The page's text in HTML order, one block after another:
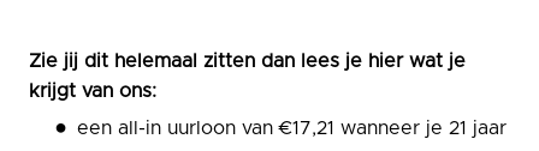
Zie jij dit helemaal zitten dan lees je hier wat je
krijgt van ons:
een all-in uurloon van €17,21 wanneer je 21 jaar